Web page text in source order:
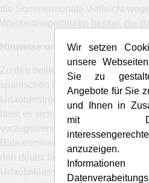
die Sommermonate vielleicht
Wassertemperaturen besser, die
Hinweise und Tipps:
Zu den beliebten
spanischen Ferieninseln. Im
Urlauberströme zu den
lässt es sich einfach
vorzugsweise Urlaub und der
Baleareninsel ist Mallorca. Die
den deutschen Urlaubern zu recht
Urlaubsklassikern. Reisebuchung
Wir setzen
unsere
Sie zu
Angebote für Sie
und Ihnen in
mit